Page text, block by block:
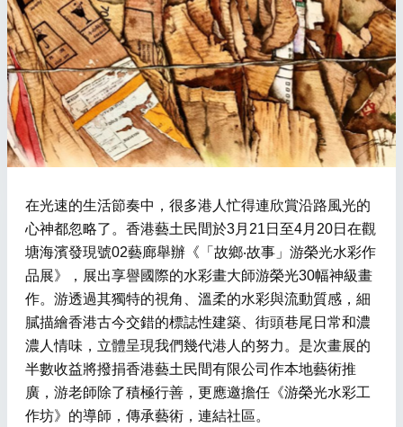
在光速的生活節奏中，很多港人忙得連欣賞沿路風光的
心神都忽略了。香港藝土民間於3月21日至4月20日在觀
塘海濱發現號02藝廊舉辦《「故鄉‧故事」游榮光水彩作
品展》，展出享譽國際的水彩畫大師游榮光30幅神級畫
作。游透過其獨特的視角、溫柔的水彩與流動質感，細
膩描繪香港古今交錯的標誌性建築、街頭巷尾日常和濃
濃人情味，立體呈現我們幾代港人的努力。是次畫展的
半數收益將撥捐香港藝土民間有限公司作本地藝術推
廣，游老師除了積極行善，更應邀擔任《游榮光水彩工
作坊》的導師，傳承藝術，連結社區。